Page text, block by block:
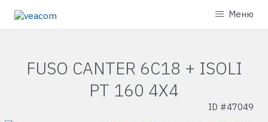
Меню
FUSO CANTER 6C18 + ISOLI
PT 160 4X4
ID #47049